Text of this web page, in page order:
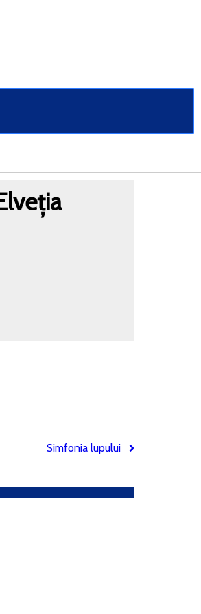
Simfonia lupului